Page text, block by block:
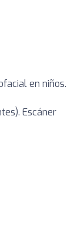
en niños.
Escáner